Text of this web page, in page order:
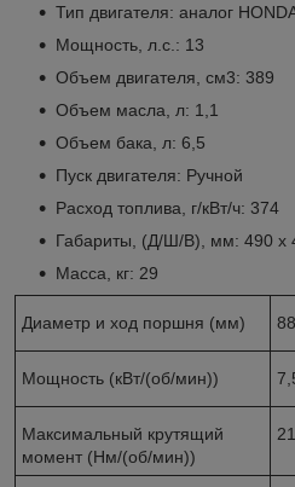
Тип двигателя: аналог
Мощность, л.с.: 13
Объем двигателя, см3: 389
Объем масла, л: 1,1
Объем бака, л: 6,5
Пуск двигателя: Ручной
Расход топлива, г/кВт/ч: 374
Габариты, (Д/Ш/В), мм: 490 х
Масса, кг: 29
Диаметр и ход поршня (мм)
Мощность (кВт/(об/мин))
Максималь­ный крутя­щий
момент (Нм/(об/мин))